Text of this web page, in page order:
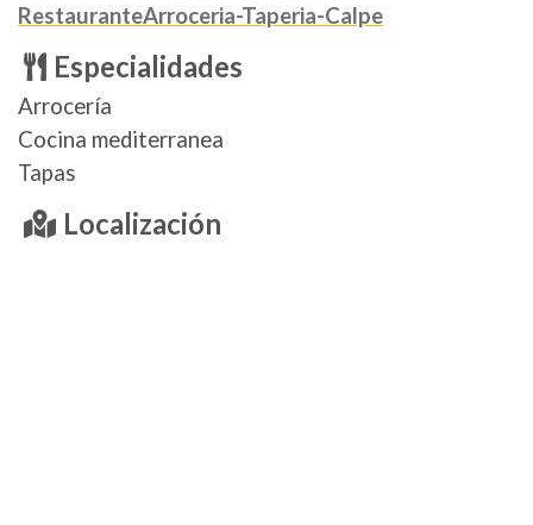
RestauranteArroceria-Taperia-Calpe
Especialidades
Arrocería
Cocina mediterranea
Tapas
Localización